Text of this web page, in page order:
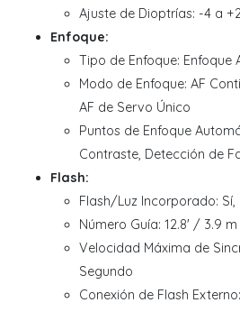
Ajuste de Dioptrías: -4 a
Enfoque:
Tipo de Enfoque: Enfoque
Modo de Enfoque: AF
AF de Servo Único
Puntos de Enfoque
Contraste, Detección de
Flash:
Flash/Luz Incorporado: Sí,
Número Guía: 12.8' / 3.9 m
Velocidad Máxima de
Segundo
Conexión de Flash